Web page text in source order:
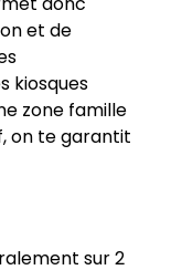
et de
kiosques
zone famille
on te garantit
sur 2